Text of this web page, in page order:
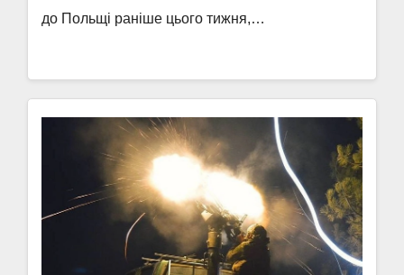
до Польщі раніше цього тижня,…